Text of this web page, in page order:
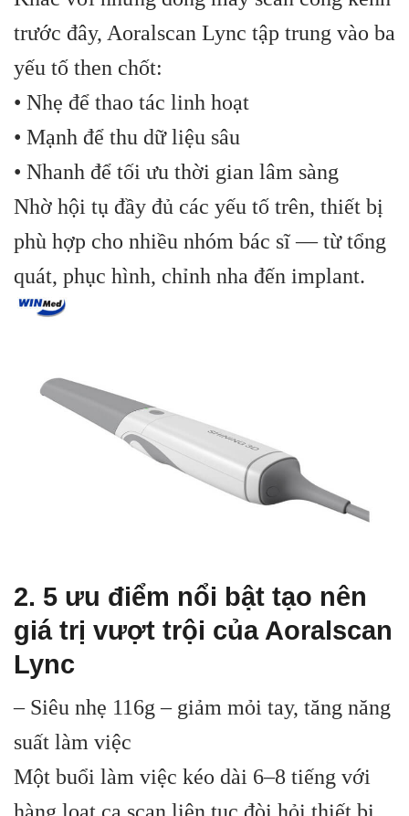
trước đây, Aoralscan Lync tập trung vào ba
yếu tố then chốt:
• Nhẹ để thao tác linh hoạt
• Mạnh để thu dữ liệu sâu
• Nhanh để tối ưu thời gian lâm sàng
Nhờ hội tụ đầy đủ các yếu tố trên, thiết bị
phù hợp cho nhiều nhóm bác sĩ — từ tổng
quát, phục hình, chỉnh nha đến implant.
2. 5 ưu điểm nổi bật tạo nên
giá trị vượt trội của Aoralscan
Lync
– Siêu nhẹ 116g – giảm mỏi tay, tăng năng
suất làm việc
Một buổi làm việc kéo dài 6–8 tiếng với